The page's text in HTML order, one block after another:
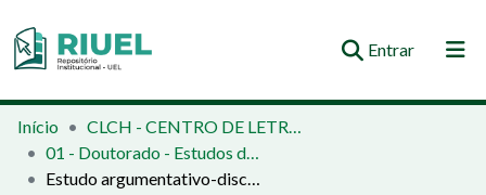
Entrar(current)
Orientações e Normas
Comunidades e Coleções
Início
CLCH - CENTRO DE LETRAS E CIÊNCIAS HUMANAS
01 - Doutorado - Estudos da Linguagem
Estudo argumentativo-discursivo do protagonismo feminino representado pela mídia impressa